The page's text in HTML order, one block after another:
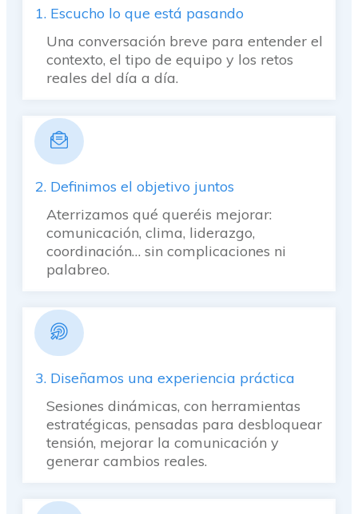
1. Escucho lo que está pasando
Una conversación breve para entender el
contexto, el tipo de equipo y los retos
reales del día a día.
2. Definimos el objetivo juntos
Aterrizamos qué queréis mejorar:
comunicación, clima, liderazgo,
coordinación… sin complicaciones ni
palabreo.
3. Diseñamos una experiencia práctica
Sesiones dinámicas, con herramientas
estratégicas, pensadas para desbloquear
tensión, mejorar la comunicación y
generar cambios reales.